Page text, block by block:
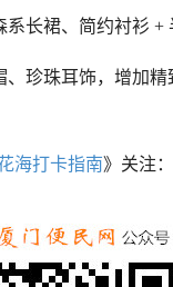
裙、简约衬衫 +
珠耳饰，增加精
海打卡指南》关注